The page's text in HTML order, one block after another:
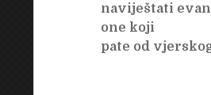
naviještati
one koji
pate od